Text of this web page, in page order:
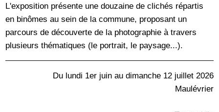
L'exposition présente une douzaine de clichés répartis
en binômes au sein de la commune, proposant un
parcours de découverte de la photographie à travers
plusieurs thématiques (le portrait, le paysage...).
Du lundi 1er juin au dimanche 12 juillet 2026
Maulévrier